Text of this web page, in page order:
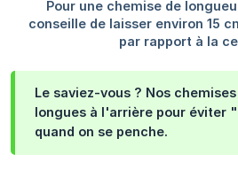
Le saviez-vous ? Nos
longues à l'arrière pour éviter
quand on se penche.